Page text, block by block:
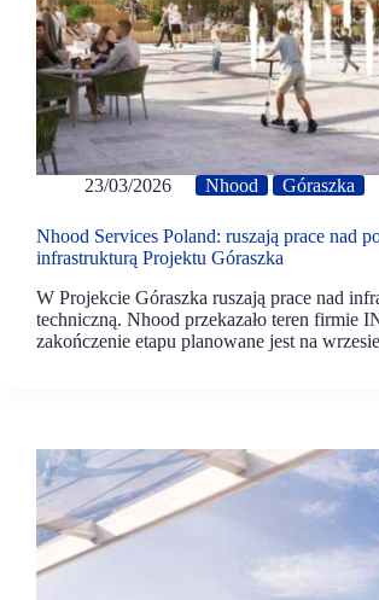
23/03/2026 Nhood Góraszka
Nhood Services Poland: ruszają prace nad
infrastrukturą Projektu Góraszka
W Projekcie Góraszka ruszają prace nad
techniczną. Nhood przekazało teren firmie
zakończenie etapu planowane jest na